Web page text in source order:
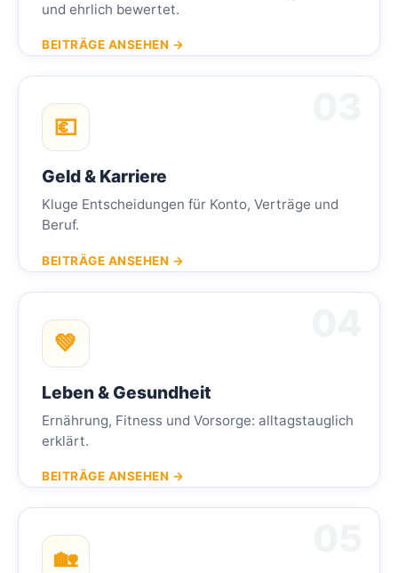
und ehrlich bewertet.
BEITRÄGE ANSEHEN →
💶
Geld & Karriere
Kluge Entscheidungen für Konto, Verträge und
Beruf.
BEITRÄGE ANSEHEN →
💚
Leben & Gesundheit
Ernährung, Fitness und Vorsorge: alltagstauglich
erklärt.
BEITRÄGE ANSEHEN →
🏡